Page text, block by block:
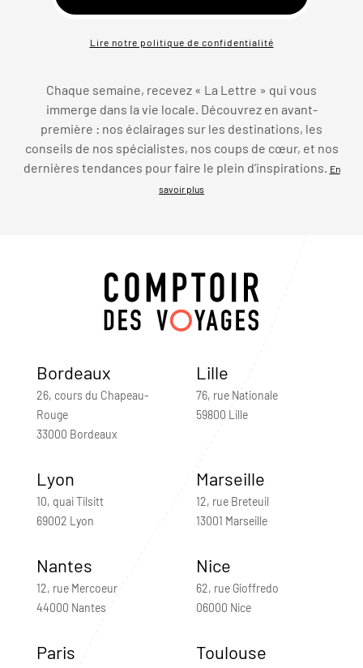
Lire notre politique de confidentialité
Chaque semaine, recevez « La Lettre » qui vous
immerge dans la vie locale. Découvrez en avant-
première : nos éclairages sur les destinations, les
conseils de nos spécialistes, nos coups de cœur, et nos
dernières tendances pour faire le plein d’inspirations.
En
savoir plus
Bordeaux
26, cours du Chapeau-
Rouge
33000 Bordeaux
Lille
76, rue Nationale
59800 Lille
Lyon
10, quai Tilsitt
69002 Lyon
Marseille
12, rue Breteuil
13001 Marseille
Nantes
12, rue Mercoeur
44000 Nantes
Nice
62, rue Gioffredo
06000 Nice
Paris Toulouse